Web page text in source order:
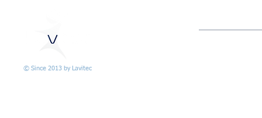
© Since 2013 by Lavitec